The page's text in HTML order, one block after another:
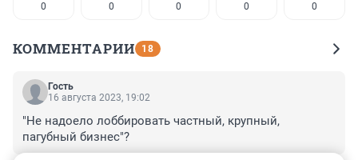
0 0 0 0 0
КОММЕНТАРИИ 18
Гость
16 августа 2023, 19:02
"Не надоело лоббировать частный, крупный,
пагубный бизнес"?